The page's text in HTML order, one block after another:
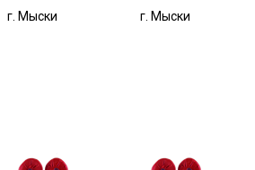
г. Мыски
г. Мыски